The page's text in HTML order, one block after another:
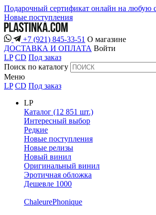
Подарочный сертификат онлайн на любую
Новые поступления
+7 (921) 845-33-51 О магазине
ДОСТАВКА И ОПЛАТА Войти
LP CD Под заказ
Поиск по каталогу
Меню
LP CD Под заказ
LP
Каталог (12 851 шт.)
Интересный выбор
Редкие
Новые поступления
Новые релизы
Новый винил
Оригинальный винил
Эротичная обложка
Дешевле 1000
ChaleurePhonique